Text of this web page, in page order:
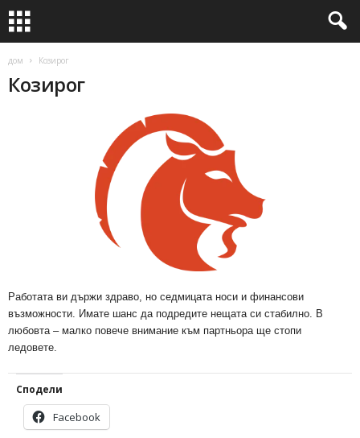
дом Козирог
Козирог
Работата ви държи здраво, но седмицата носи и финансови
възможности. Имате шанс да подредите нещата си стабилно. В
любовта – малко повече внимание към партньора ще стопи
ледовете.
Сподели
Facebook